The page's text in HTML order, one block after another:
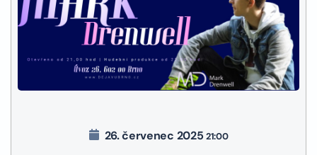
26. červenec 2025 21:00